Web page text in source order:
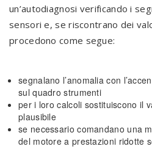
un’autodiagnosi verificando i
sensori e, se riscontrano dei
procedono come segue:
segnalano l’anomalia con
sul quadro strumenti
per i loro calcoli sostituiscono il
plausibile
se necessario comandano una
del motore a prestazioni ridotte